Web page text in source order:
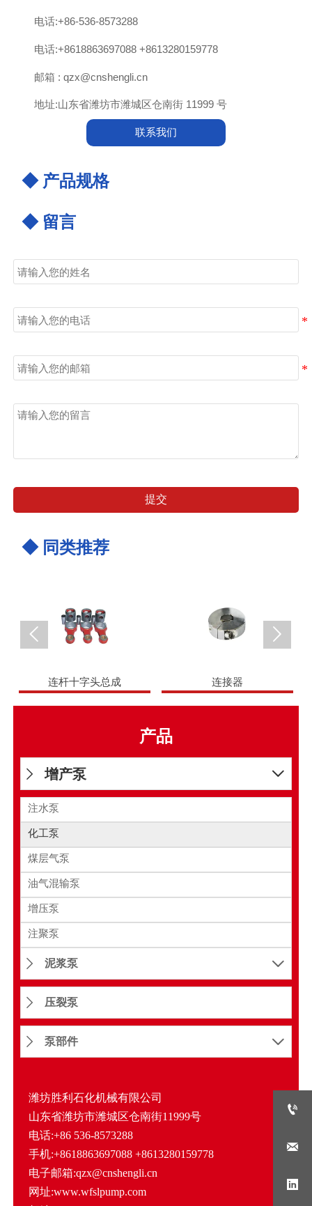
电话:+86-536-8573288
电话:+8618863697088 +8613280159778
邮箱 : qzx@cnshengli.cn
地址:山东省潍坊市潍城区仓南街 11999 号
联系我们
◆ 产品规格
◆ 留言
提交
◆ 同类推荐
连杆十字头总成 连接器
 
产品
 增产泵 
注水泵
化工泵
煤层气泵
油气混输泵
增压泵
注聚泵
 泥浆泵 
 压裂泵
 泵部件 
潍坊胜利石化机械有限公司
山东省潍坊市潍城区仓南街11999号
电话:+86 536-8573288
手机:+8618863697088 +8613280159778
电子邮箱:qzx@cnshengli.cn
网址:www.wfslpump.com


